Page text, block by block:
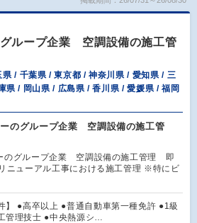
ループ企業 空調設備の施工管
県 / 千葉県 / 東京都 / 神奈川県 / 愛知県 / 三
県 / 岡山県 / 広島県 / 香川県 / 愛媛県 / 福岡
のグループ企業 空調設備の施工管
のグループ企業 空調設備の施工管理 即
ニューアル工事における施工管理 ※特にビ
】 ●高卒以上 ●普通自動車第一種免許 ●1級
管理技士 ●中央熱源シ…